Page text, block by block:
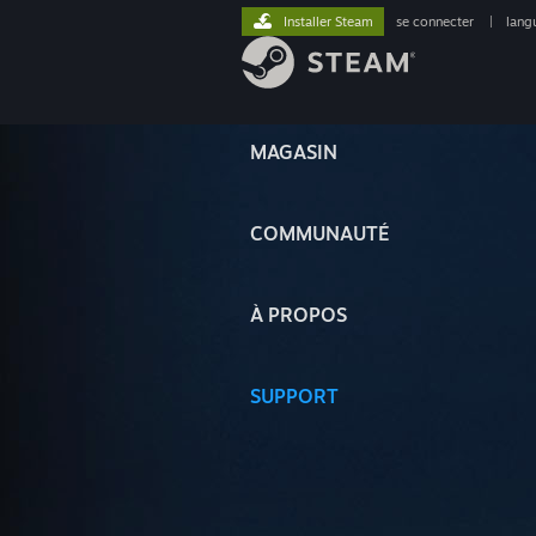
MAGASIN
COMMUNAUTÉ
À PROPOS
SUPPORT
Installer Steam se connecter